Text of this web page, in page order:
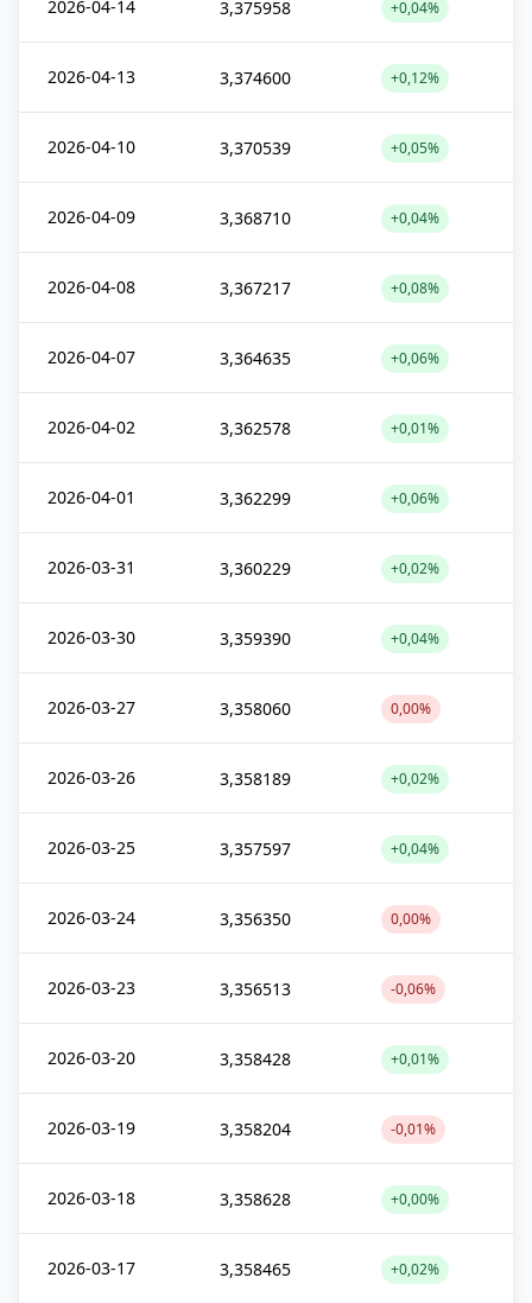
2026-04-14 3,375958 +0,04%
2026-04-13 3,374600 +0,12%
2026-04-10 3,370539 +0,05%
2026-04-09 3,368710 +0,04%
2026-04-08 3,367217 +0,08%
2026-04-07 3,364635 +0,06%
2026-04-02 3,362578 +0,01%
2026-04-01 3,362299 +0,06%
2026-03-31 3,360229 +0,02%
2026-03-30 3,359390 +0,04%
2026-03-27 3,358060 0,00%
2026-03-26 3,358189 +0,02%
2026-03-25 3,357597 +0,04%
2026-03-24 3,356350 0,00%
2026-03-23 3,356513 -0,06%
2026-03-20 3,358428 +0,01%
2026-03-19 3,358204 -0,01%
2026-03-18 3,358628 +0,00%
2026-03-17 3,358465 +0,02%